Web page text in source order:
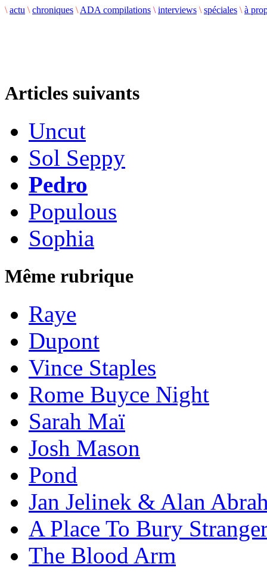
\ actu \ chroniques \ ADA compilations \ interviews \ spéciales \ à
Articles suivants
Uncut
Sol Seppy
Pedro
Populous
Sophia
Même rubrique
Raye
Dupont
Vince Staples
Rome Buyce Night
Sarah Maï
Josh Mason
Pond
Jan Jelinek & Alan
A Place To Bury
The Blood Arm